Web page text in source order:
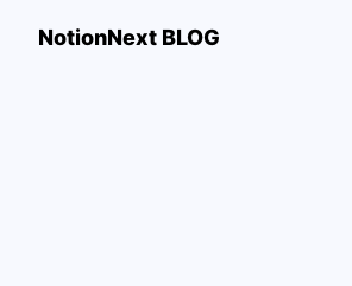
NotionNext BLOG